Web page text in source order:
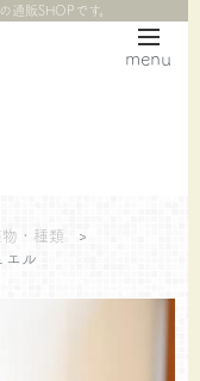
menu
通販SHOPです。
・種類
>
エル